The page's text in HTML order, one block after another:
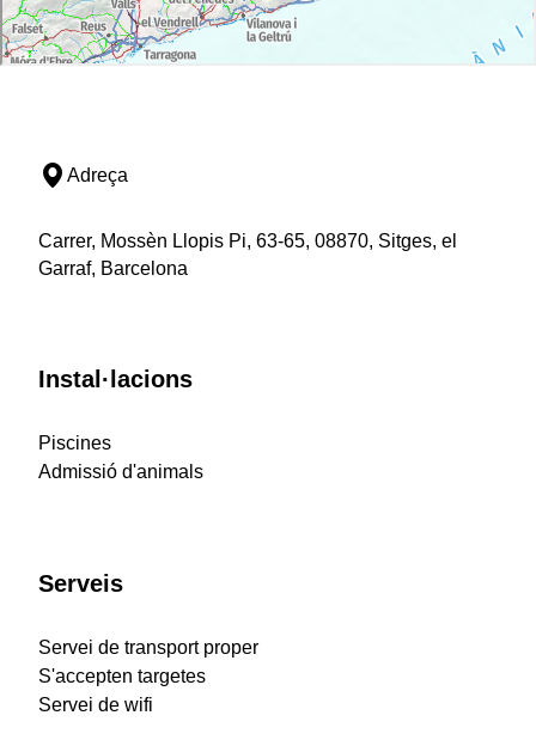
Adreça
Carrer, Mossèn Llopis Pi, 63-65, 08870, Sitges, el
Garraf, Barcelona
Instal·lacions
Piscines
Admissió d'animals
Serveis
Servei de transport proper
S'accepten targetes
Servei de wifi